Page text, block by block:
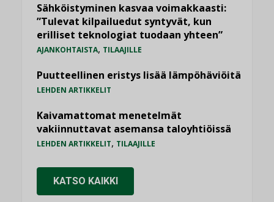
Sähköistyminen kasvaa voimakkaasti:
”Tulevat kilpailuedut syntyvät, kun
erilliset teknologiat tuodaan yhteen”
AJANKOHTAISTA, TILAAJILLE
Puutteellinen eristys lisää lämpöhäviöitä
LEHDEN ARTIKKELIT
Kaivamattomat menetelmät
vakiinnuttavat asemansa taloyhtiöissä
LEHDEN ARTIKKELIT, TILAAJILLE
KATSO KAIKKI